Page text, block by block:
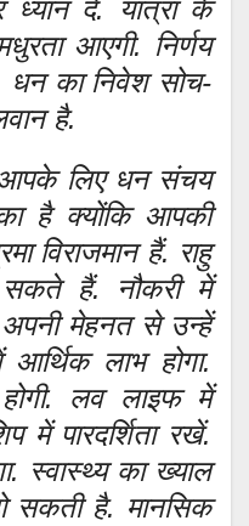
ध्यान दें. यात्रा के
आएगी. निर्णय
धन का निवेश सोच-
है.
लिए धन संचय
है क्योंकि आपकी
विराजमान हैं. राहु
हैं. नौकरी में
मेहनत से उन्हें
लाभ होगा.
लव लाइफ में
में पारदर्शिता रखें.
स्वास्थ्य का ख्याल
है. मानसिक